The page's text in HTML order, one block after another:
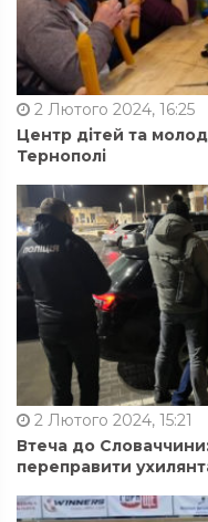
2 Лютого 2024, 16:25
Центр дітей та
Тернополі
2 Лютого 2024, 15:21
Втеча до
переправити